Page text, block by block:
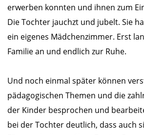
erwerben konnten und ihnen zum
Die Tochter jauchzt und jubelt. Sie
ein eigenes Mädchenzimmer. Erst
Familie an und endlich zur Ruhe.
Und noch einmal später können
pädagogischen Themen und die
der Kinder besprochen und
bei der Tochter deutlich, dass auch